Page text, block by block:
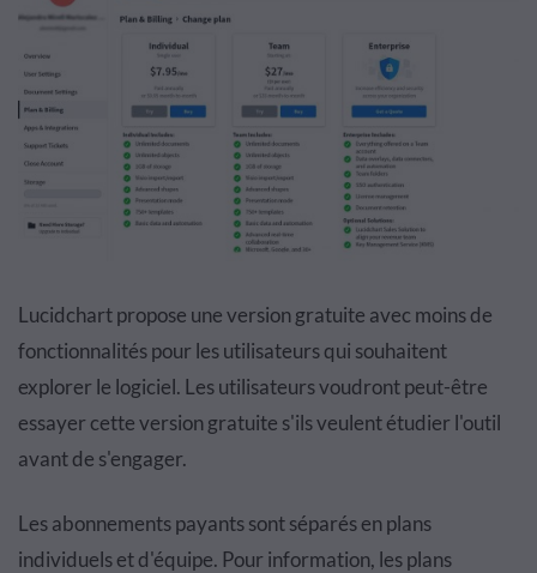
Lucidchart propose une version gratuite avec moins de
fonctionnalités pour les utilisateurs qui souhaitent
explorer le logiciel. Les utilisateurs voudront peut-être
essayer cette version gratuite s'ils veulent étudier l'outil
avant de s'engager.
Les abonnements payants sont séparés en plans
individuels et d'équipe. Pour information, les plans